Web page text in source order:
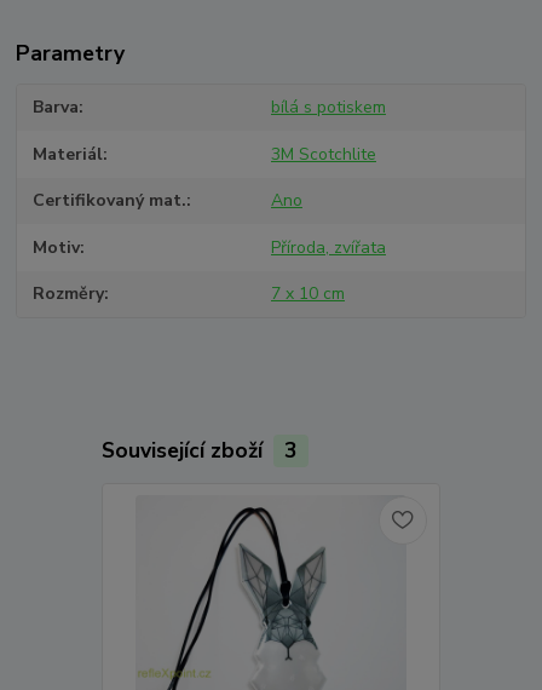
Parametry
Barva bílá s potiskem
Materiál 3M Scotchlite
Certifikovaný mat. Ano
Motiv Příroda, zvířata
Rozměry 7 x 10 cm
Související zboží 3